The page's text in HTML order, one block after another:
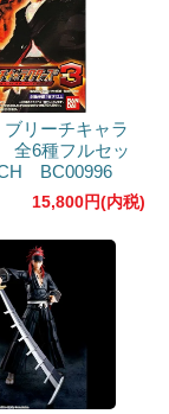
リーチキャラ
全6種フルセッ
BC00996
15,800円(内税)